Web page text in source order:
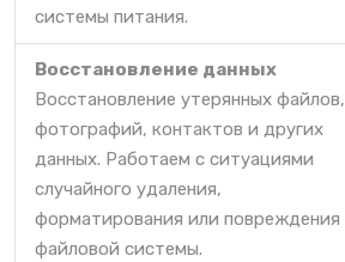
системы питания.
Восстановление данных
Восстановление утерянных файлов,
фотографий, контактов и других
данных. Работаем с ситуациями
случайного удаления,
форматирования или повреждения
файловой системы.